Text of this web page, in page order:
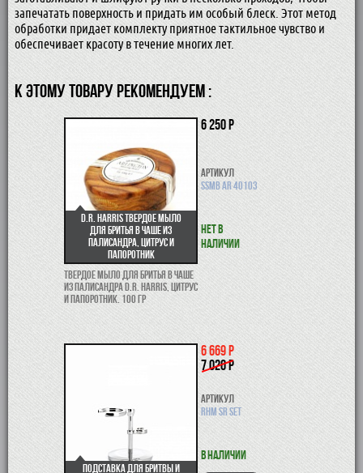
запечатать поверхность и придать им особый блеск. Этот метод
обработки придает комплекту приятное тактильное чувство и
обеспечивает красоту в течение многих лет.
К ЭТОМУ ТОВАРУ РЕКОМЕНДУЕМ :
D.R. Harris твердое мыло
для бритья в чаше из
палисандра, цитрус и
папоротник
Твердое мыло для бритья в чаше
из палисандра D.R. Harris, цитрус
и папоротник. 100 гр
6 250 р
Артикул
SSMB AR 40103
Нет в
наличии
Подставка для бритвы и
6 669 р
7 020 р
Артикул
RHM SR SET
В наличии